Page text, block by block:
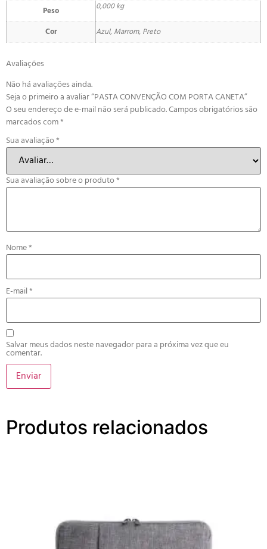
Peso 0,000 kg
Cor Azul, Marrom, Preto
Avaliações
Não há avaliações ainda.
Seja o primeiro a avaliar “PASTA CONVENÇÃO COM PORTA CANETA”
O seu endereço de e-mail não será publicado.Campos obrigatórios são
marcados com*
Sua avaliação*
Sua avaliação sobre o produto*
Nome*
E-mail*
Salvar meus dados neste navegador para a próxima vez que eu
comentar.
Produtos relacionados